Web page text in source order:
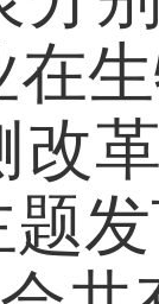
分
在
改
题